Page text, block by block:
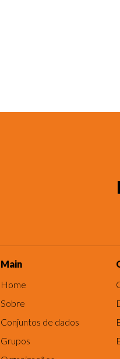
Main
Home
Sobre
Conjuntos de dados
Grupos